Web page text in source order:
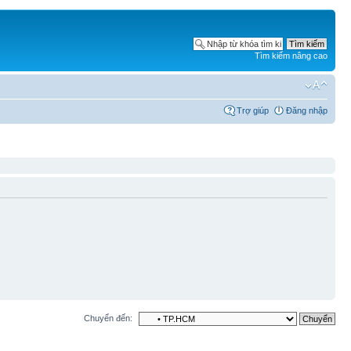
Tìm kiếm nâng cao
Trợ giúp Đăng nhập
Chuyển đến: